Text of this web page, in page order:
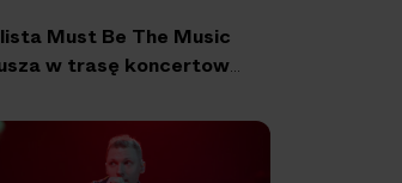
Must Be The Music
w trasę koncertową!